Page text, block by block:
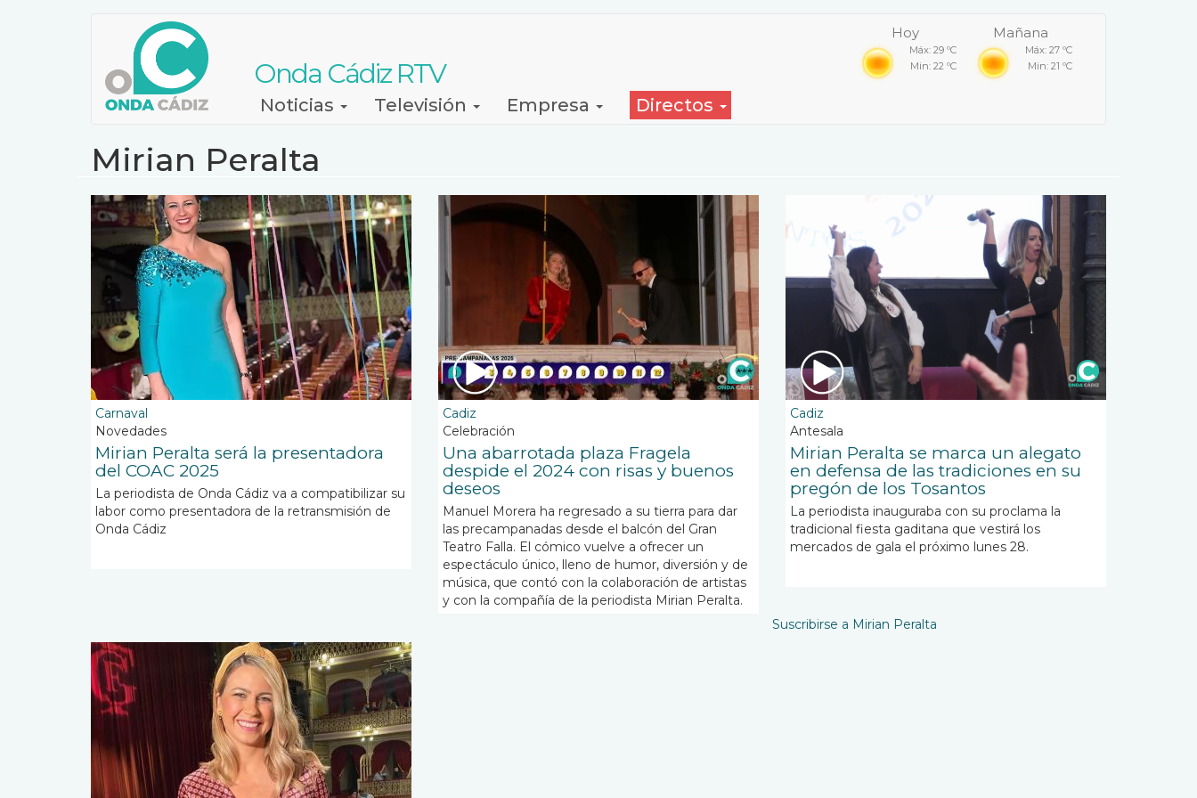
Onda Cádiz RTV
Hoy
Máx: 29 ºC
Min: 22 ºC
Mañana
Máx: 27 ºC
Min: 21 ºC
NavegaciónNoticias Televisión Empresa Directos
Mirian Peralta
Carnaval
Novedades
Mirian Peralta será la presentadora
del COAC 2025
La periodista de Onda Cádiz va a compatibilizar su
labor como presentadora de la retransmisión de
Onda Cádiz
Cadiz
Celebración
Una abarrotada plaza Fragela
despide el 2024 con risas y buenos
deseos
Manuel Morera ha regresado a su tierra para dar
las precampanadas desde el balcón del Gran
Teatro Falla. El cómico vuelve a ofrecer un
espectáculo único, lleno de humor, diversión y de
música, que contó con la colaboración de artistas
y con la compañía de la periodista Mirian Peralta.
Cadiz
Antesala
Mirian Peralta se marca un alegato
en defensa de las tradiciones en su
pregón de los Tosantos
La periodista inauguraba con su proclama la
tradicional fiesta gaditana que vestirá los
mercados de gala el próximo lunes 28.
Suscribirse a Mirian Peralta